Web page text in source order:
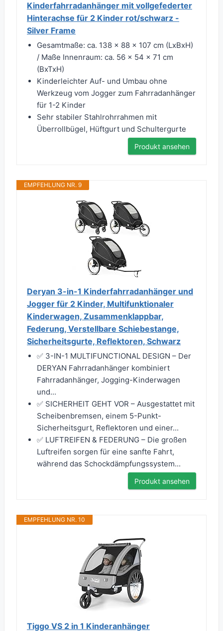
Kinderfahrradanhänger mit vollgefederter
Hinterachse für 2 Kinder rot/schwarz -
Silver Frame
Gesamtmaße: ca. 138 x 88 x 107 cm (LxBxH)
/ Maße Innenraum: ca. 56 x 54 x 71 cm
(BxTxH)
Kinderleichter Auf- und Umbau ohne
Werkzeug vom Jogger zum Fahrradanhänger
für 1-2 Kinder
Sehr stabiler Stahlrohrrahmen mit
Überrollbügel, Hüftgurt und Schultergurte
Produkt ansehen
EMPFEHLUNG NR. 9
Deryan 3-in-1 Kinderfahrradanhänger und
Jogger für 2 Kinder, Multifunktionaler
Kinderwagen, Zusammenklappbar,
Federung, Verstellbare Schiebestange,
Sicherheitsgurte, Reflektoren, Schwarz
✅ 3-IN-1 MULTIFUNCTIONAL DESIGN – Der
DERYAN Fahrradanhänger kombiniert
Fahrradanhänger, Jogging-Kinderwagen
und...
✅ SICHERHEIT GEHT VOR – Ausgestattet mit
Scheibenbremsen, einem 5-Punkt-
Sicherheitsgurt, Reflektoren und einer...
✅ LUFTREIFEN & FEDERUNG – Die großen
Luftreifen sorgen für eine sanfte Fahrt,
während das Schockdämpfungssystem...
Produkt ansehen
EMPFEHLUNG NR. 10
Tiggo VS 2 in 1 Kinderanhänger